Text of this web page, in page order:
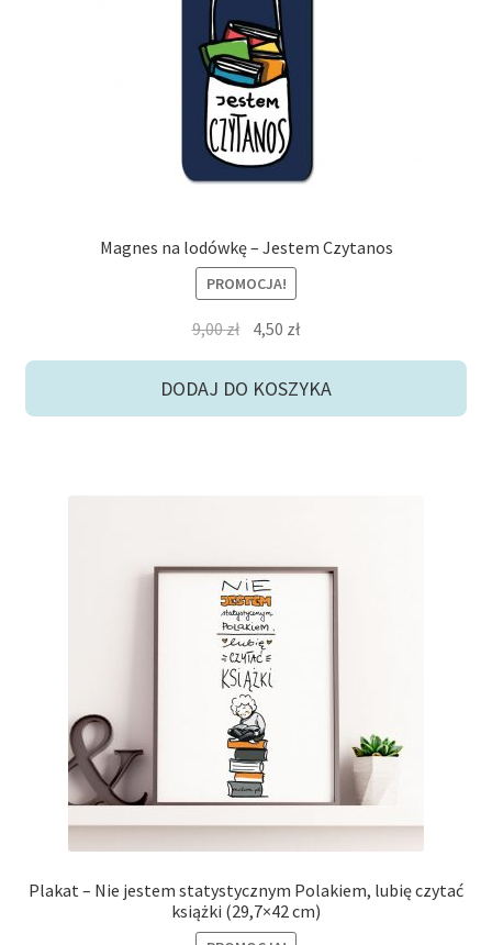
Magnes na lodówkę – Jestem Czytanos
PROMOCJA!
9,00zł Pierwotna
wynosiła:
4,50 złAktualna
wynosi:
DODAJ DO KOSZYKA
Plakat – Nie jestem statystycznym Polakiem, lubię czytać
książki (29,7×42 cm)